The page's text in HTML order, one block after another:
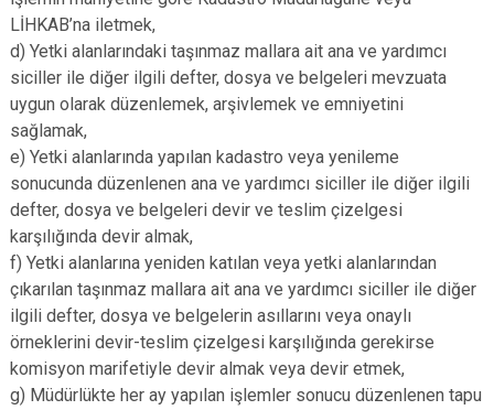
LİHKAB’na iletmek,
d) Yetki alanlarındaki taşınmaz mallara ait ana ve yardımcı
siciller ile diğer ilgili defter, dosya ve belgeleri mevzuata
uygun olarak düzenlemek, arşivlemek ve emniyetini
sağlamak,
e) Yetki alanlarında yapılan kadastro veya yenileme
sonucunda düzenlenen ana ve yardımcı siciller ile diğer ilgili
defter, dosya ve belgeleri devir ve teslim çizelgesi
karşılığında devir almak,
f) Yetki alanlarına yeniden katılan veya yetki alanlarından
çıkarılan taşınmaz mallara ait ana ve yardımcı siciller ile diğer
ilgili defter, dosya ve belgelerin asıllarını veya onaylı
örneklerini devir-teslim çizelgesi karşılığında gerekirse
komisyon marifetiyle devir almak veya devir etmek,
g) Müdürlükte her ay yapılan işlemler sonucu düzenlenen tapu